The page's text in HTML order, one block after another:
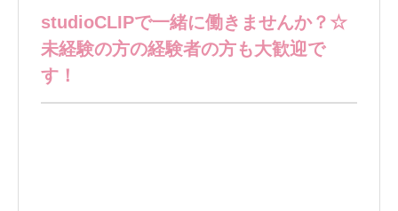
studioCLIPで一緒に働きませんか？☆
未経験の方の経験者の方も大歓迎で
す！